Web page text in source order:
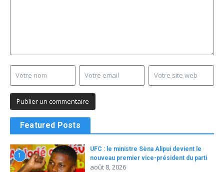
Featured Posts
1
UFC : le ministre Sèna Alipui devient le
nouveau premier vice-président du parti
août 8, 2026